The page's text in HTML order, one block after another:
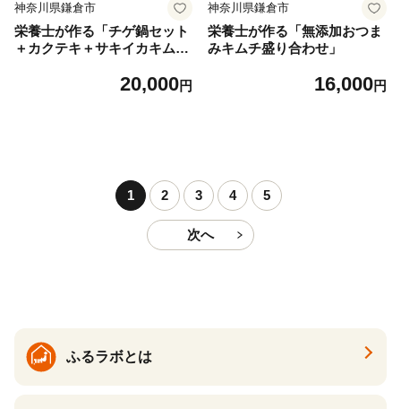
神奈川県鎌倉市
栄養士が作る「チゲ鍋セット
＋カクテキ＋サキイカキム
20,000円
神奈川県鎌倉市
栄養士が作る「無添加おつま
みキムチ盛り合わせ」
16,000円
1 2 3 4 5
次へ
ふるラボとは